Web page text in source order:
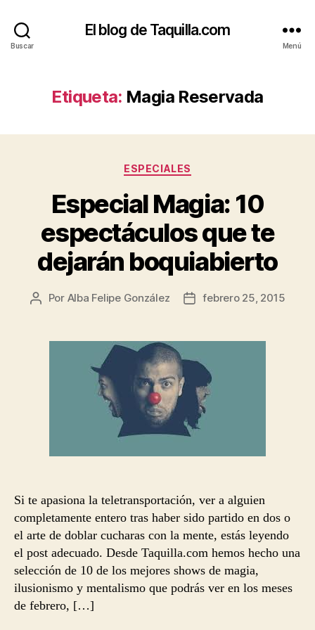
Buscar
El blog de Taquilla.com
Menú
Etiqueta: Magia Reservada
Categorías
ESPECIALES
Especial Magia: 10
espectáculos que te
dejarán boquiabierto
Autor
entrada
Por Alba Felipe González
Fecha
entrada
febrero 25, 2015
Si te apasiona la teletransportación, ver a alguien
completamente entero tras haber sido partido en dos o
el arte de doblar cucharas con la mente, estás leyendo
el post adecuado. Desde Taquilla.com hemos hecho una
selección de 10 de los mejores shows de magia,
ilusionismo y mentalismo que podrás ver en los meses
de febrero, […]